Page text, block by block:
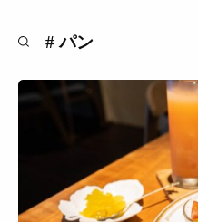
# パン